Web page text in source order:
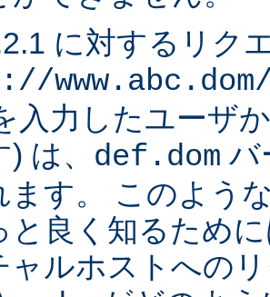
に対するリク
入力したユーザ
は、 def.dom バ
ます。 このよう
と良く知るため
ャルホストへの